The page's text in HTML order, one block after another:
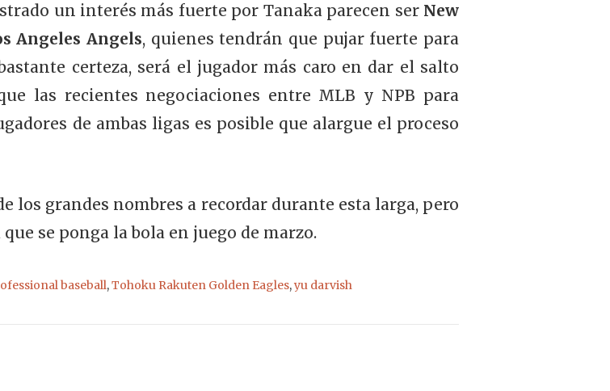
un interés más fuerte por Tanaka parecen ser New
Angeles Angels, quienes tendrán que pujar fuerte para
certeza, será el jugador más caro en dar el salto
las recientes negociaciones entre MLB y NPB para
de ambas ligas es posible que alargue el proceso
los grandes nombres a recordar durante esta larga, pero
se ponga la bola en juego de marzo.
baseball,Tohoku Rakuten Golden Eagles,yu darvish